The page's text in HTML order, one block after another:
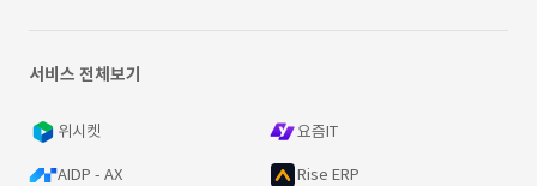
서비스 전체보기
위시켓 요즘IT
AIDP - AX Rise ERP